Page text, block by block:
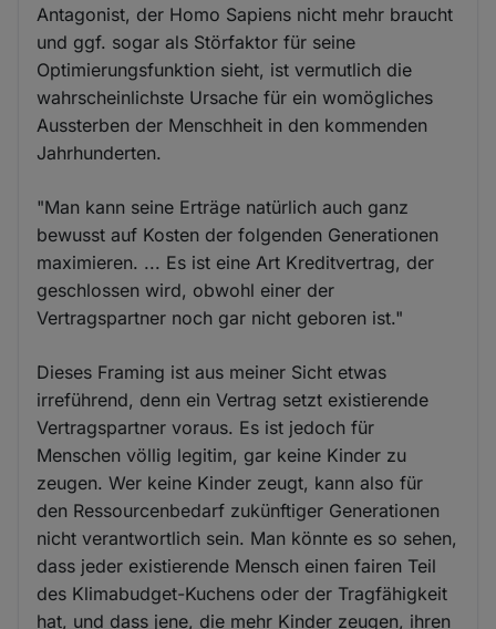
Antagonist, der Homo Sapiens nicht mehr braucht
und ggf. sogar als Störfaktor für seine
Optimierungsfunktion sieht, ist vermutlich die
wahrscheinlichste Ursache für ein womögliches
Aussterben der Menschheit in den kommenden
Jahrhunderten.
"Man kann seine Erträge natürlich auch ganz
bewusst auf Kosten der folgenden Generationen
maximieren. ... Es ist eine Art Kreditvertrag, der
geschlossen wird, obwohl einer der
Vertragspartner noch gar nicht geboren ist."
Dieses Framing ist aus meiner Sicht etwas
irreführend, denn ein Vertrag setzt existierende
Vertragspartner voraus. Es ist jedoch für
Menschen völlig legitim, gar keine Kinder zu
zeugen. Wer keine Kinder zeugt, kann also für
den Ressourcenbedarf zukünftiger Generationen
nicht verantwortlich sein. Man könnte es so sehen,
dass jeder existierende Mensch einen fairen Teil
des Klimabudget-Kuchens oder der Tragfähigkeit
hat, und dass jene, die mehr Kinder zeugen, ihren